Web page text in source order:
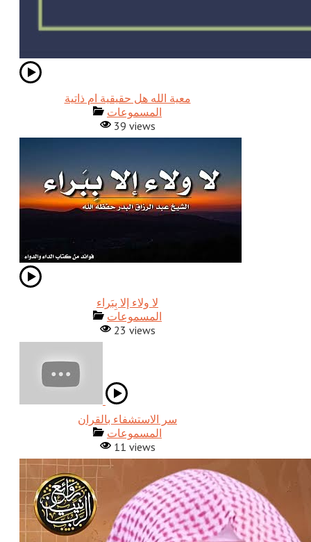
معية الله هل حقيقية ام ذاتية
المسموعات
39 views
المسموعات
23 views
المسموعات
11 views